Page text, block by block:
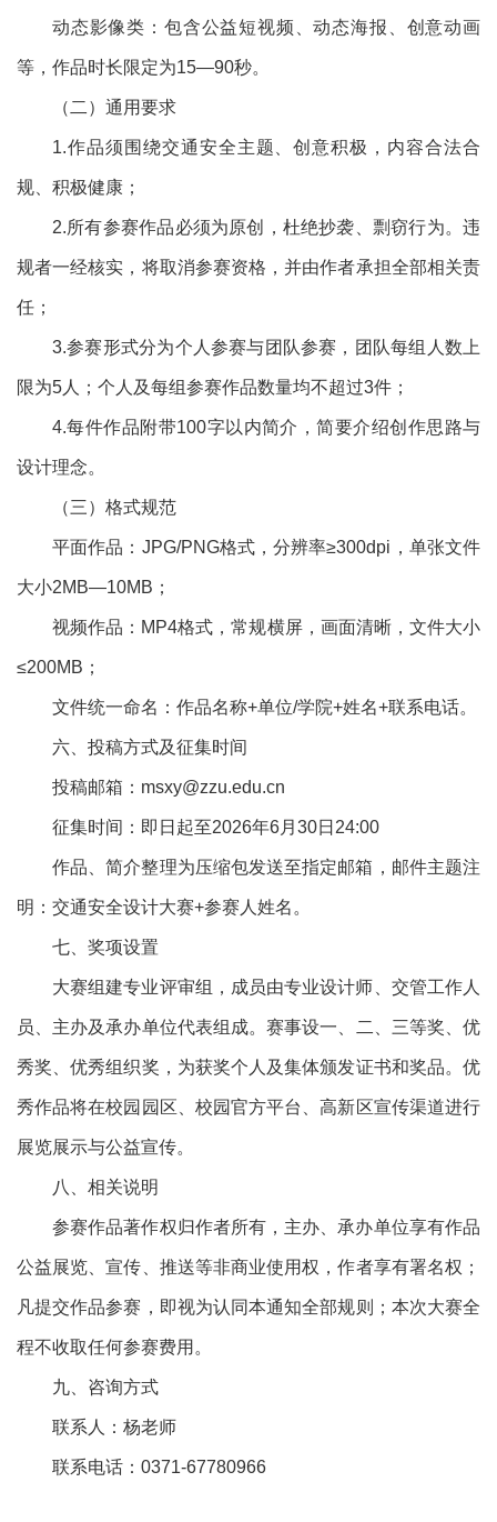
动态影像类：包含公益短视频、动态海报、创意动画
等，作品时长限定为15—90秒。
（二）通用要求
1.作品须围绕交通安全主题、创意积极，内容合法合
规、积极健康；
2.所有参赛作品必须为原创，杜绝抄袭、剽窃行为。违
规者一经核实，将取消参赛资格，并由作者承担全部相关责
任；
3.参赛形式分为个人参赛与团队参赛，团队每组人数上
限为5人；个人及每组参赛作品数量均不超过3件；
4.每件作品附带100字以内简介，简要介绍创作思路与
设计理念。
（三）格式规范
平面作品：JPG/PNG格式，分辨率≥300dpi，单张文件
大小2MB—10MB；
视频作品：MP4格式，常规横屏，画面清晰，文件大小
≤200MB；
文件统一命名：作品名称+单位/学院+姓名+联系电话。
六、投稿方式及征集时间
投稿邮箱：msxy@zzu.edu.cn
征集时间：即日起至2026年6月30日24:00
作品、简介整理为压缩包发送至指定邮箱，邮件主题注
明：交通安全设计大赛+参赛人姓名。
七、奖项设置
大赛组建专业评审组，成员由专业设计师、交管工作人
员、主办及承办单位代表组成。赛事设一、二、三等奖、优
秀奖、优秀组织奖，为获奖个人及集体颁发证书和奖品。优
秀作品将在校园园区、校园官方平台、高新区宣传渠道进行
展览展示与公益宣传。
八、相关说明
参赛作品著作权归作者所有，主办、承办单位享有作品
公益展览、宣传、推送等非商业使用权，作者享有署名权；
凡提交作品参赛，即视为认同本通知全部规则；本次大赛全
程不收取任何参赛费用。
九、咨询方式
联系人：杨老师
联系电话：0371-67780966